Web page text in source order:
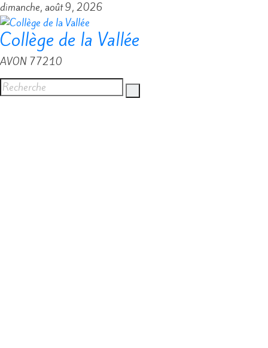
dimanche, août 9, 2026
Collège de la Vallée
AVON 77210